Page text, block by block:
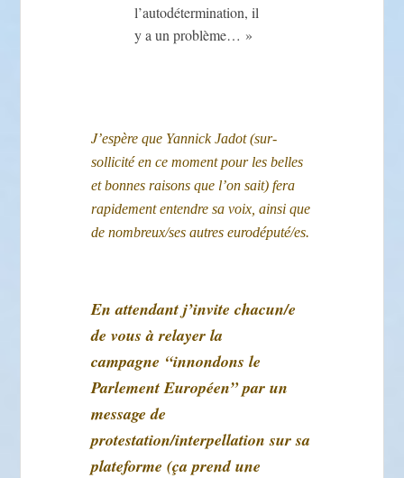
l’autodétermination, il
y a un problème… »
J’espère que Yannick Jadot (sur-
sollicité en ce moment pour les belles
et bonnes raisons que l’on sait) fera
rapidement entendre sa voix, ainsi que
de nombreux/ses autres eurodéputé/es.
En attendant j’invite chacun/e
de vous à relayer la
campagne “innondons le
Parlement Européen” par un
message de
protestation/interpellation sur sa
plateforme (ça prend une